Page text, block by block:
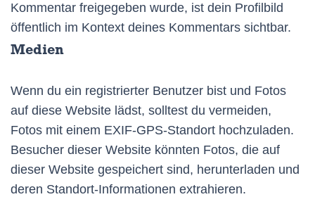
Kommentar freigegeben wurde, ist dein Profilbild
öffentlich im Kontext deines Kommentars sichtbar.
Medien
Wenn du ein registrierter Benutzer bist und Fotos
auf diese Website lädst, solltest du vermeiden,
Fotos mit einem EXIF-GPS-Standort hochzuladen.
Besucher dieser Website könnten Fotos, die auf
dieser Website gespeichert sind, herunterladen und
deren Standort-Informationen extrahieren.